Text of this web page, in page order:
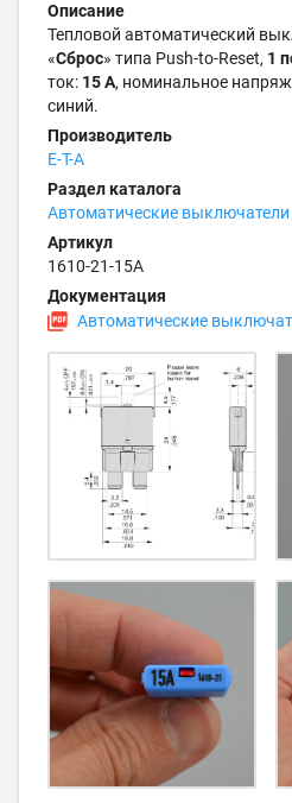
Описание
Тепловой автоматический
«Сброс» типа Push-to-Reset, 1
ток: 15 А, номинальное
синий.
Производитель
E-T-A
Раздел каталога
Автоматические выключатели
Артикул
1610-21-15A
Документация
Автоматические